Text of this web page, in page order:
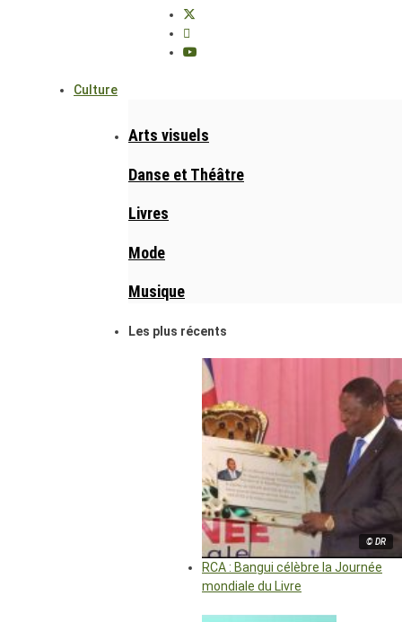
Culture
Arts visuels
Danse et Théâtre
Livres
Mode
Musique
Les plus récents
© DR
RCA : Bangui célèbre la Journée
mondiale du Livre